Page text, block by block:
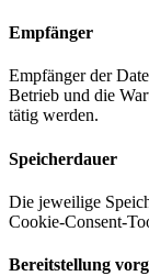
Empfänger
Empfänger der
Betrieb und die
tätig werden.
Speicherdauer
Die jeweilige
Cookie-Consent-
Bereitstellung